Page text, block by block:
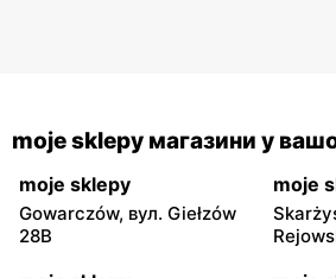
moje sklepy магазини у
moje sklepy
Gowarczów, вул. Giełzów
28B
moje